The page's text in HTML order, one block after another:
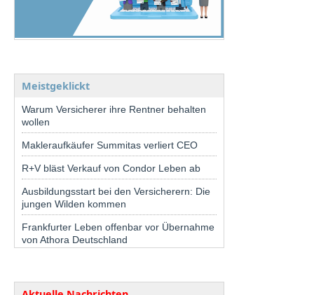
Meistgeklickt
Warum Versicherer ihre Rentner behalten
wollen
Makleraufkäufer Summitas verliert CEO
R+V bläst Verkauf von Condor Leben ab
Ausbildungsstart bei den Versicherern: Die
jungen Wilden kommen
Frankfurter Leben offenbar vor Übernahme
von Athora Deutschland